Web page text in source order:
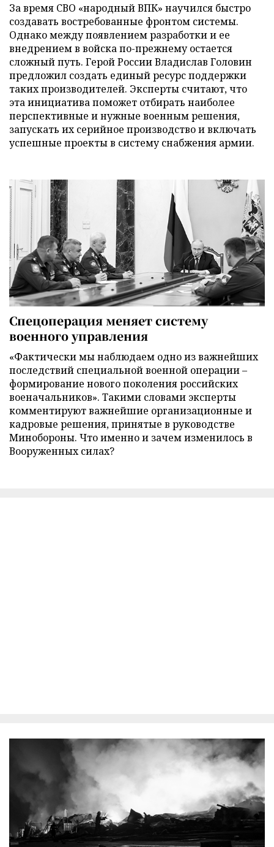
За время СВО «народный ВПК» научился быстро
создавать востребованные фронтом системы.
Однако между появлением разработки и ее
внедрением в войска по-прежнему остается
сложный путь. Герой России Владислав Головин
предложил создать единый ресурс поддержки
таких производителей. Эксперты считают, что
эта инициатива поможет отбирать наиболее
перспективные и нужные военным решения,
запускать их серийное производство и включать
успешные проекты в систему снабжения армии.
Спецоперация меняет систему
военного управления
«Фактически мы наблюдаем одно из важнейших
последствий специальной военной операции –
формирование нового поколения российских
военачальников». Такими словами эксперты
комментируют важнейшие организационные и
кадровые решения, принятые в руководстве
Минобороны. Что именно и зачем изменилось в
Вооруженных силах?